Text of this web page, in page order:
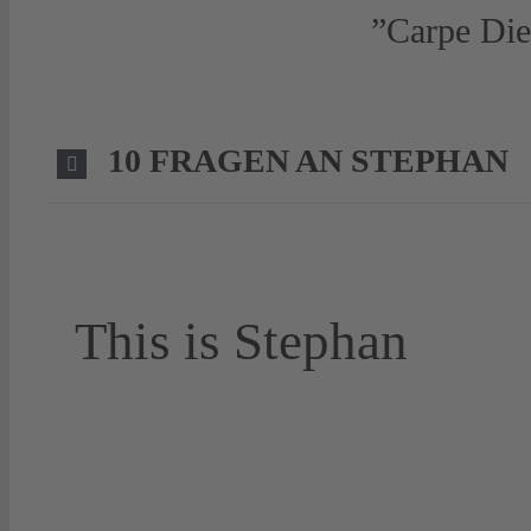
”Carpe
10 FRAGEN AN STEPHAN
This is Stephan